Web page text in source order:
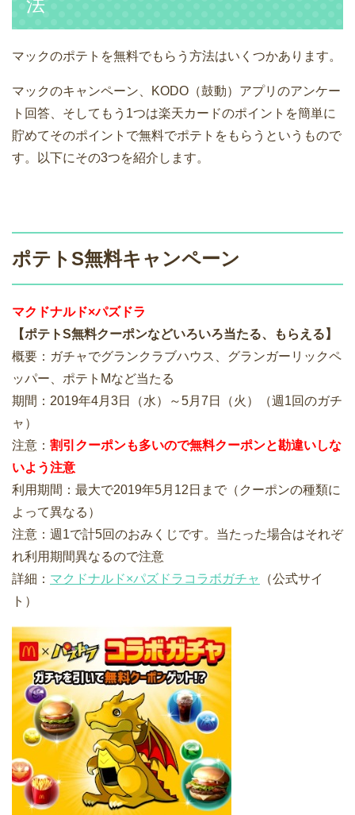
法
マックのポテトを無料でもらう方法はいくつかあります。
マックのキャンペーン、KODO（鼓動）アプリのアンケー
ト回答、そしてもう1つは楽天カードのポイントを簡単に
貯めてそのポイントで無料でポテトをもらうというもので
す。以下にその3つを紹介します。
ポテトS無料キャンペーン
マクドナルド×パズドラ
【ポテトS無料クーポンなどいろいろ当たる、もらえる】
概要：ガチャでグランクラブハウス、グランガーリックペ
ッパー、ポテトMなど当たる
期間：2019年4月3日（水）～5月7日（火）（週1回のガチ
ャ）
注意： 割引クーポンも多いので無料クーポンと勘違いしな
いよう注意
利用期間：最大で2019年5月12日まで（クーポンの種類に
よって異なる）
注意：週1で計5回のおみくじです。当たった場合はそれぞ
れ利用期間異なるので注意
詳細： マクドナルド×パズドラコラボガチャ
（公式サイ
ト）